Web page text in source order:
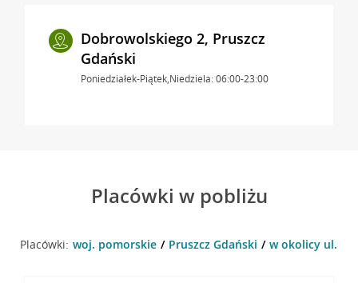
Dobrowolskiego 2, Pruszcz
Gdański
Poniedziałek-Piątek,Niedziela: 06:00-23:00
Placówki w pobliżu
Placówki: woj. pomorskie Pruszcz Gdański w okolicy ul.